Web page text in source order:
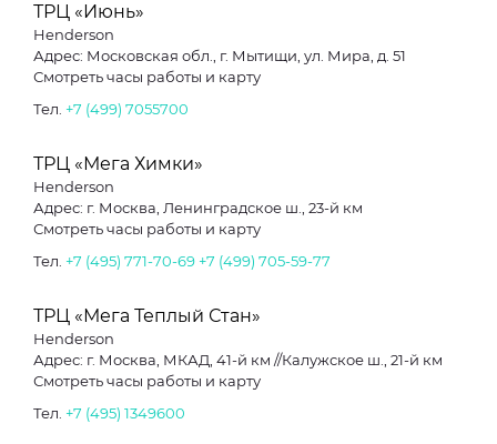
ТРЦ «Июнь»
Henderson
Адрес: Московская обл., г. Мытищи, ул. Мира, д. 51
Смотреть часы работы и карту
Тел. +7 (499) 7055700
ТРЦ «Мега Химки»
Henderson
Адрес: г. Москва, Ленинградское ш., 23-й км
Смотреть часы работы и карту
Тел. +7 (495) 771-70-69 +7 (499) 705-59-77
ТРЦ «Мега Теплый Стан»
Henderson
Адрес: г. Москва, МКАД, 41-й км //Калужское ш., 21-й км
Смотреть часы работы и карту
Тел. +7 (495) 1349600